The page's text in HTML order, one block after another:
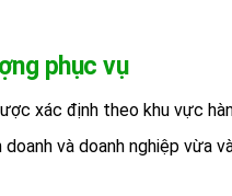
phục vụ
xác định theo khu vực
và doanh nghiệp vừa